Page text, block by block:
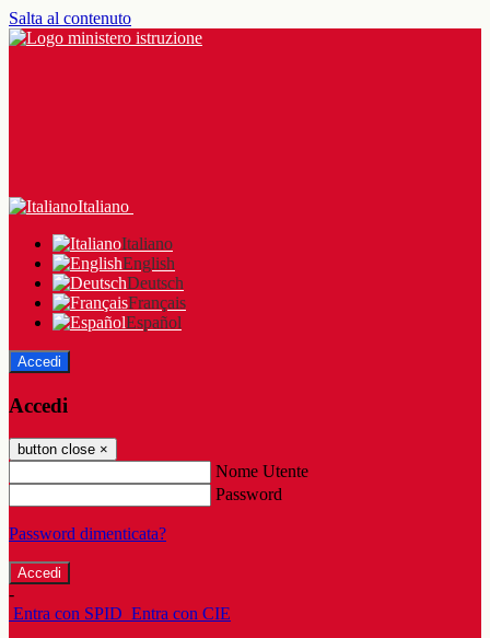
Salta al contenuto
Italiano
Italiano
English
Deutsch
Français
Español
Accedi
Accedi
button close ×
Nome Utente
Password
Password dimenticata?
-
Entra con SPID Entra con CIE